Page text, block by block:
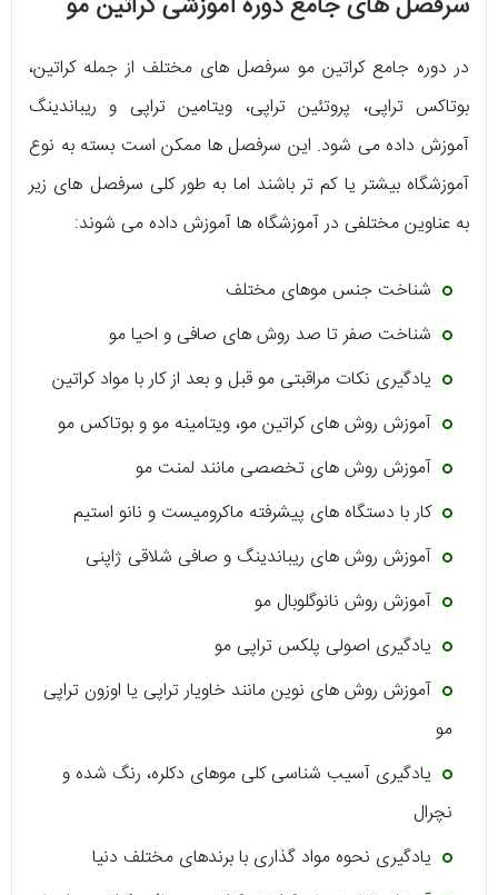
در دوره جامع کراتین مو سرفصل های مختلف از جمله کراتین،
بوتاکس تراپی، پروتئین تراپی، ویتامین تراپی و ریباندینگ
آموزش داده می شود. این سرفصل ها ممکن است بسته به نوع
آموزشگاه بیشتر یا کم تر باشند اما به طور کلی سرفصل های زیر
به عناوین مختلفی در آموزشگاه ها آموزش داده می شوند:
شناخت جنس موهای مختلف
شناخت صفر تا صد روش های صافی و احیا مو
یادگیری نکات مراقبتی مو قبل و بعد از کار با مواد کراتین
آموزش روش های کراتین مو، ویتامینه مو و بوتاکس مو
آموزش روش های تخصصی مانند لمنت مو
کار با دستگاه های پیشرفته ماکرومیست و نانو استیم
آموزش روش های ریباندینگ و صافی شلاقی ژاپنی
آموزش روش نانوگلوبال مو
یادگیری اصولی پلکس تراپی مو
آموزش روش های نوین مانند خاویار تراپی یا اوزون تراپی
مو
یادگیری آسیب شناسی کلی موهای دکلره، رنگ شده و
نچرال
یادگیری نحوه مواد گذاری با برندهای مختلف دنیا